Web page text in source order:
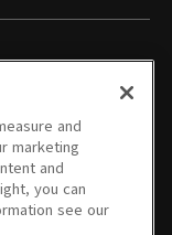
5회
11/23/2023 • 16분
and
marketing
and
you can
see our